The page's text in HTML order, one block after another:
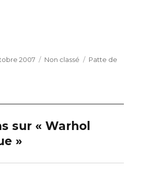
2007 Catégories
Non classé Étiquettes
Patte de
sur « Warhol
»